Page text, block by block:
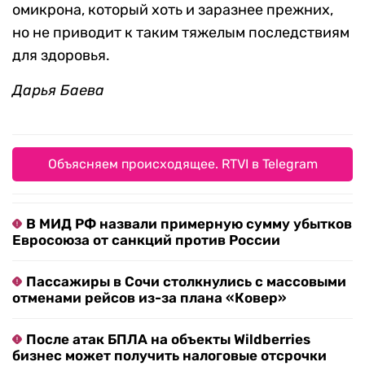
омикрона, который хоть и заразнее прежних,
но не приводит к таким тяжелым последствиям
для здоровья.
Дарья Баева
Объясняем происходящее. RTVI в Telegram
В МИД РФ назвали примерную сумму убытков
Евросоюза от санкций против России
Пассажиры в Сочи столкнулись с массовыми
отменами рейсов из-за плана «Ковер»
После атак БПЛА на объекты Wildberries
бизнес может получить налоговые отсрочки